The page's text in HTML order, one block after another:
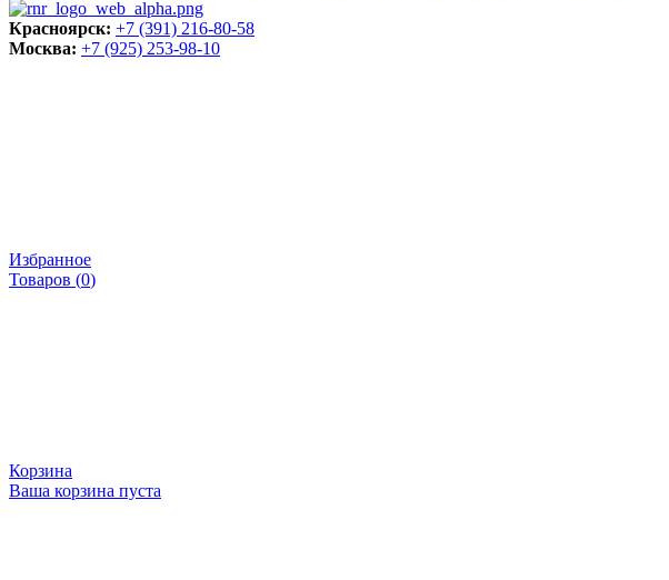
Красноярск: +7 (391) 216-80-58
Москва: +7 (925) 253-98-10
Избранное
Товаров (0)
Корзина
Ваша корзина пуста